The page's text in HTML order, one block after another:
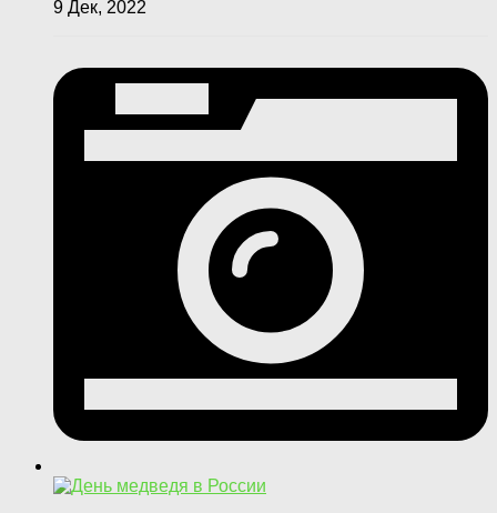
9 Дек, 2022